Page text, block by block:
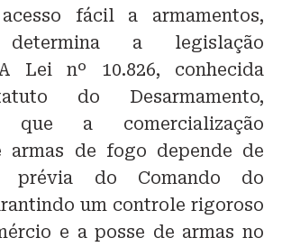
fácil a armamentos,
determina a legislação
Lei nº 10.826, conhecida
do Desarmamento,
que a comercialização
armas de fogo depende de
prévia do Comando do
um controle rigoroso
e a posse de armas no